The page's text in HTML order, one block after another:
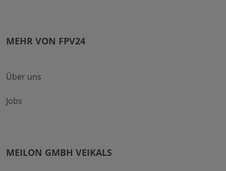
MEHR VON FPV24
Über uns
Jobs
MEILON GMBH VEIKALS